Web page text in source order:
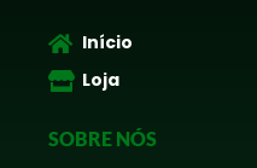
Início
Loja
SOBRE NÓS